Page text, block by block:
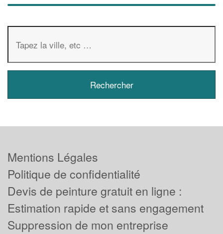
Mentions Légales
Politique de confidentialité
Devis de peinture gratuit en ligne :
Estimation rapide et sans engagement
Suppression de mon entreprise